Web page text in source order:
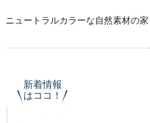
ニュートラルカラーな自然素材の
新着情報
はココ！